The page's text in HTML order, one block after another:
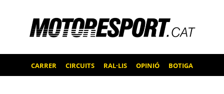
CARRER CIRCUITS RAL·LIS OPINIÓ BOTIGA